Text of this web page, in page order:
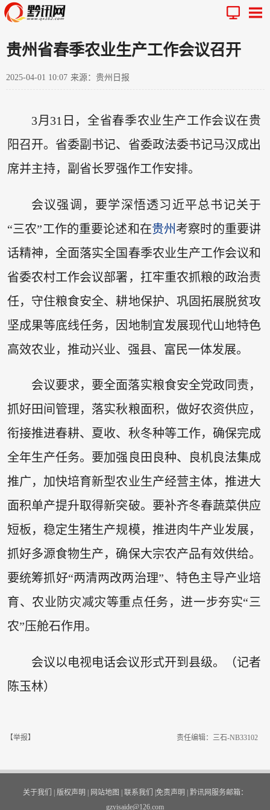
贵州省春季农业生产工作会议召开
2025-04-01 10:07 来源：贵州日报
3月31日，全省春季农业生产工作会议在贵
阳召开。省委副书记、省委政法委书记马汉成出
席并主持，副省长罗强作工作安排。
会议强调，要学深悟透习近平总书记关于
“三农”工作的重要论述和在贵州 考察时的重要讲
话精神，全面落实全国春季农业生产工作会议和
省委农村工作会议部署，扛牢重农抓粮的政治责
任，守住粮食安全、耕地保护、巩固拓展脱贫攻
坚成果等底线任务，因地制宜发展现代山地特色
高效农业，推动兴业、强县、富民一体发展。
会议要求，要全面落实粮食安全党政同责，
抓好田间管理，落实秋粮面积，做好农资供应，
衔接推进春耕、夏收、秋冬种等工作，确保完成
全年生产任务。要加强良田良种、良机良法集成
推广，加快培育新型农业生产经营主体，推进大
面积单产提升取得新突破。要补齐冬春蔬菜供应
短板，稳定生猪生产规模，推进肉牛产业发展，
抓好多源食物生产，确保大宗农产品有效供给。
要统筹抓好“两清两改两治理”、特色主导产业培
育、农业防灾减灾等重点任务，进一步夯实“三
农”压舱石作用。
会议以电视电话会议形式开到县级。（记者
陈玉林）
【举报】 责任编辑：三石-NB33102
关于我们 版权声明 网站地图 联系我们 免责声明
黔讯网服务邮箱：
gzyisaide@126.com